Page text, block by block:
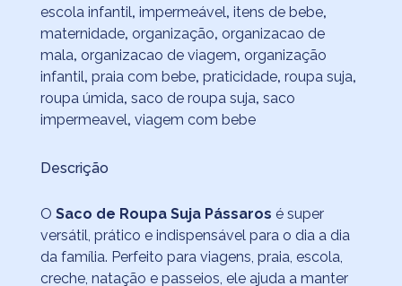
escola infantil, impermeável, itens de bebe,
maternidade, organização, organizacao de
mala, organizacao de viagem, organização
infantil, praia com bebe, praticidade, roupa suja,
roupa úmida, saco de roupa suja, saco
impermeavel, viagem com bebe
Descrição
O Saco de Roupa Suja Pássaros é super
versátil, prático e indispensável para o dia a dia
da família. Perfeito para viagens, praia, escola,
creche, natação e passeios, ele ajuda a manter